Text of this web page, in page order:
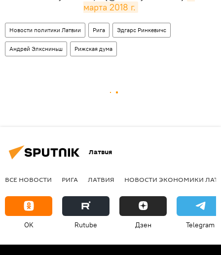
марта 2018 г.
Новости политики Латвии Рига Эдгарс Ринкевичс
Андрей Элксниньш Рижская дума
Латвия
ВСЕ НОВОСТИ РИГА ЛАТВИЯ НОВОСТИ ЭКОНОМИКИ
OK Rutube Дзен Telegram